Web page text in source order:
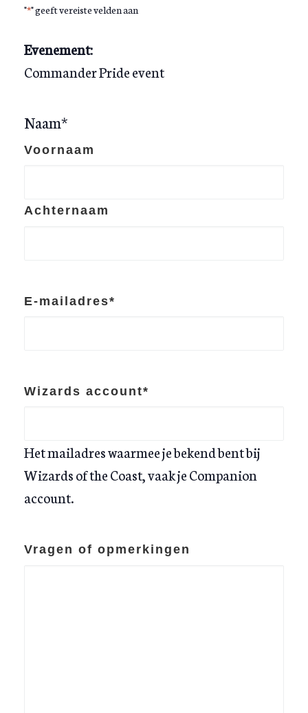
"*" geeft vereiste velden aan
Evenement:
Commander Pride event
Naam*
Voornaam
Achternaam
E-mailadres*
Wizards account*
Het mailadres waarmee je bekend bent bij
Wizards of the Coast, vaak je Companion
account.
Vragen of opmerkingen